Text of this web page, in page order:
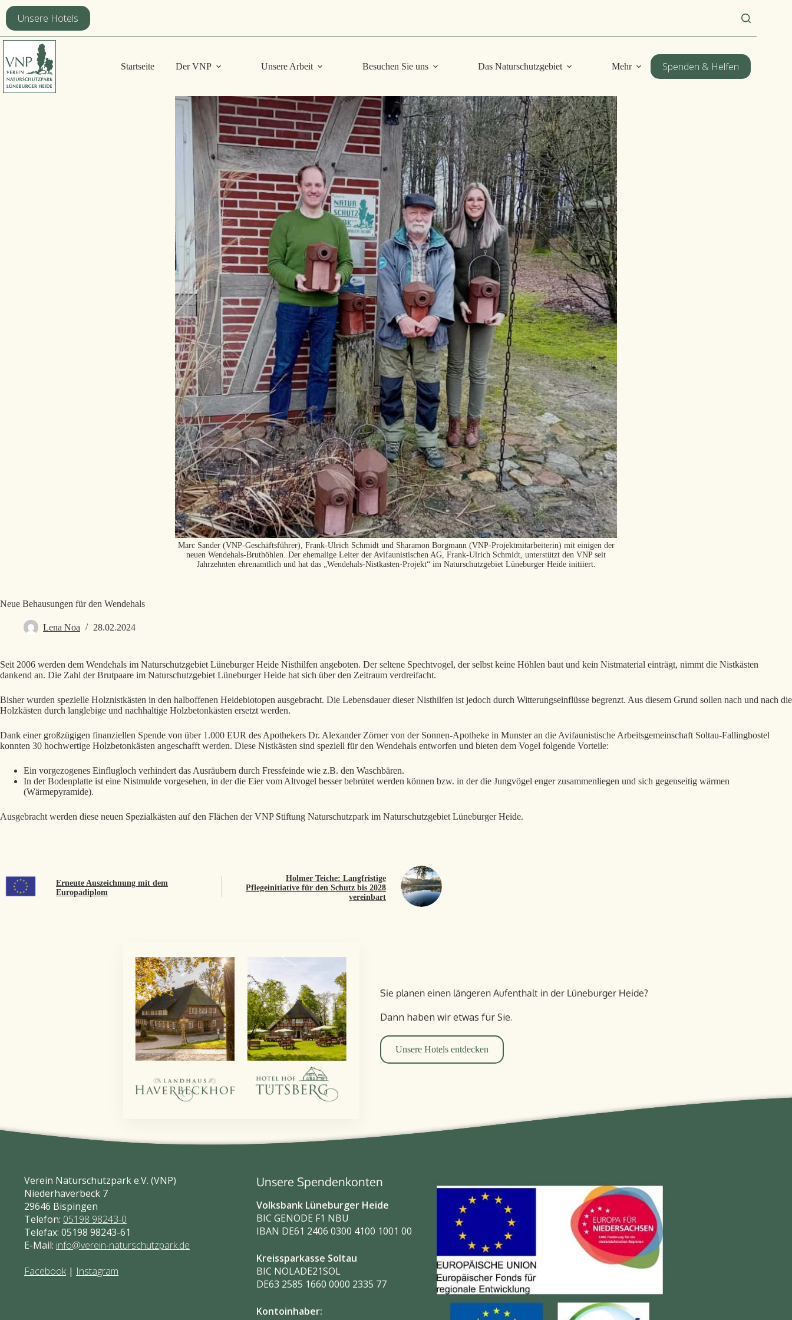
Zum
Inhalt
springen
Unsere Hotels
Startseite Der VNP Unsere Arbeit Besuchen Sie uns Das Naturschutzgebiet Mehr
DE
EN
Spenden & Helfen
Marc Sander (VNP-Geschäftsführer), Frank-Ulrich Schmidt und Sharamon Borgmann (VNP-Projektmitarbeiterin) mit einigen der
neuen Wendehals-Bruthöhlen. Der ehemalige Leiter der Avifaunistischen AG, Frank-Ulrich Schmidt, unterstützt den VNP seit
Jahrzehnten ehrenamtlich und hat das „Wendehals-Nistkasten-Projekt“ im Naturschutzgebiet Lüneburger Heide initiiert.
Neue Behausungen für den Wendehals
Lena Noa 28.02.2024
Seit 2006 werden dem Wendehals im Naturschutzgebiet Lüneburger Heide Nisthilfen angeboten. Der seltene Spechtvogel, der selbst keine Höhlen baut und kein Nistmaterial einträgt, nimmt die Nistkästen
dankend an. Die Zahl der Brutpaare im Naturschutzgebiet Lüneburger Heide hat sich über den Zeitraum verdreifacht.
Bisher wurden spezielle Holznistkästen in den halboffenen Heidebiotopen ausgebracht. Die Lebensdauer dieser Nisthilfen ist jedoch durch Witterungseinflüsse begrenzt. Aus diesem Grund sollen nach und nach die
Holzkästen durch langlebige und nachhaltige Holzbetonkästen ersetzt werden.
Dank einer großzügigen finanziellen Spende von über 1.000 EUR des Apothekers Dr. Alexander Zörner von der Sonnen-Apotheke in Munster an die Avifaunistische Arbeitsgemeinschaft Soltau-Fallingbostel
konnten 30 hochwertige Holzbetonkästen angeschafft werden. Diese Nistkästen sind speziell für den Wendehals entworfen und bieten dem Vogel folgende Vorteile:
Ein vorgezogenes Einflugloch verhindert das Ausräubern durch Fressfeinde wie z.B. den Waschbären.
In der Bodenplatte ist eine Nistmulde vorgesehen, in der die Eier vom Altvogel besser bebrütet werden können bzw. in der die Jungvögel enger zusammenliegen und sich gegenseitig wärmen
(Wärmepyramide).
Ausgebracht werden diese neuen Spezialkästen auf den Flächen der VNP Stiftung Naturschutzpark im Naturschutzgebiet Lüneburger Heide.
Erneute Auszeichnung mit dem
Europadiplom
Holmer Teiche: Langfristige
Pflegeinitiative für den Schutz bis 2028
vereinbart
Sie planen einen längeren Aufent­halt in der Lüneburger Heide?
Dann haben wir etwas für Sie.
Unsere Hotels entdecken
Verein Naturschutzpark e.V. (VNP)
Niederhaverbeck 7
29646 Bispingen
Telefon: 05198 98243-0
Telefax: 05198 98243-61
E-Mail: info@verein-naturschutzpark.de
Facebook| Instagram
Unsere Spendenkonten
Volksbank Lüneburger Heide
BIC GENODE F1 NBU
IBAN DE61 2406 0300 4100 1001 00
Kreissparkasse Soltau
BIC NOLADE21SOL
DE63 2585 1660 0000 2335 77
Kontoinhaber: